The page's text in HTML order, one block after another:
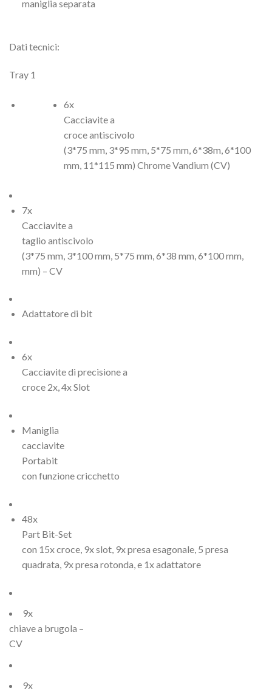
maniglia separata
Dati tecnici:
Tray 1
6x
Cacciavite a
croce antiscivolo
(3*75 mm, 3*95 mm, 5*75 mm, 6*38m, 6*100
mm, 11*115 mm) Chrome Vandium (CV)
7x
Cacciavite a
taglio antiscivolo
(3*75 mm, 3*100 mm, 5*75 mm, 6*38 mm, 6*100 mm,
mm) – CV
Adattatore di bit
6x
Cacciavite di precisione a
croce 2x, 4x Slot
Maniglia
cacciavite
Portabit
con funzione cricchetto
48x
Part Bit-Set
con 15x croce, 9x slot, 9x presa esagonale, 5 presa
quadrata, 9x presa rotonda, e 1x adattatore
9x
chiave a brugola –
CV
9x